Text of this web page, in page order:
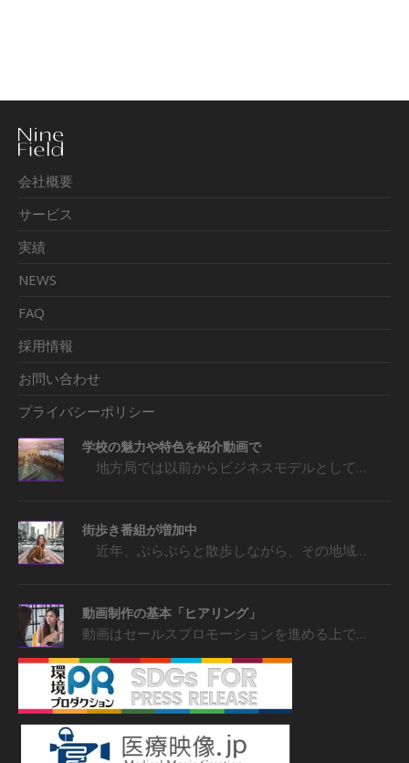
会社概要
サービス
実績
NEWS
FAQ
採用情報
お問い合わせ
プライバシーポリシー
学校の魅力や特色を紹介動画で
地方局では以前からビジネスモデルとして…
街歩き番組が増加中
近年、ぶらぶらと散歩しながら、その地域…
動画制作の基本「ヒアリング」
動画はセールスプロモーションを進める上で…